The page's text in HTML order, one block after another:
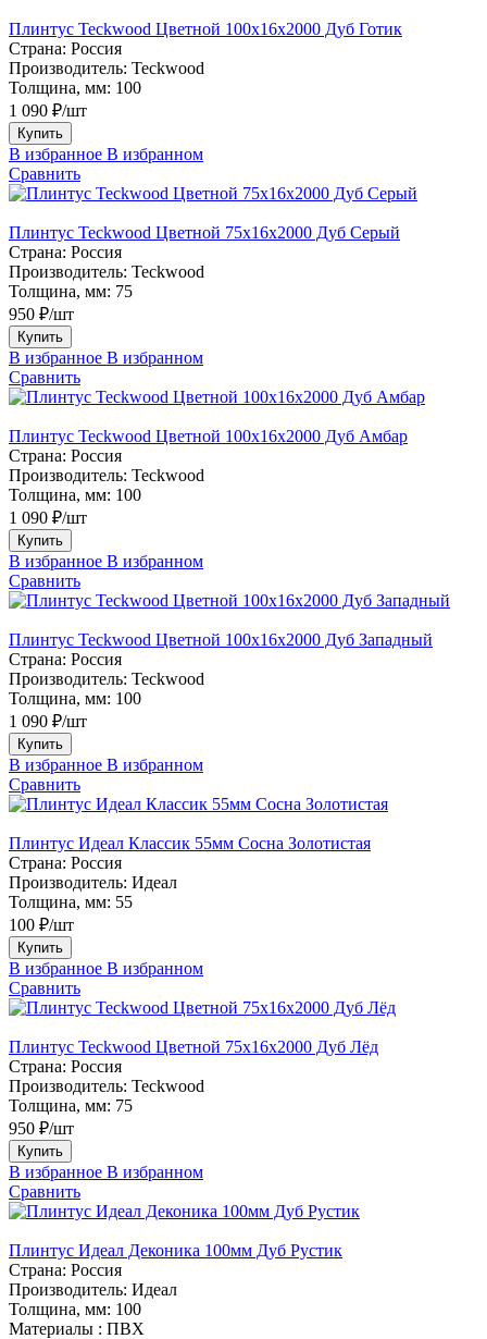
Плинтус Teckwood Цветной 100x16х2000 Дуб Готик
Страна: Россия
Производитель: Teckwood
Толщина, мм: 100
1 090 ₽/шт
Купить
В избранное В избранном
Сравнить
Плинтус Teckwood Цветной 75х16х2000 Дуб Серый
Страна: Россия
Производитель: Teckwood
Толщина, мм: 75
950 ₽/шт
Купить
В избранное В избранном
Сравнить
Плинтус Teckwood Цветной 100x16х2000 Дуб Амбар
Страна: Россия
Производитель: Teckwood
Толщина, мм: 100
1 090 ₽/шт
Купить
В избранное В избранном
Сравнить
Плинтус Teckwood Цветной 100x16х2000 Дуб Западный
Страна: Россия
Производитель: Teckwood
Толщина, мм: 100
1 090 ₽/шт
Купить
В избранное В избранном
Сравнить
Плинтус Идеал Классик 55мм Сосна Золотистая
Страна: Россия
Производитель: Идеал
Толщина, мм: 55
100 ₽/шт
Купить
В избранное В избранном
Сравнить
Плинтус Teckwood Цветной 75х16х2000 Дуб Лёд
Страна: Россия
Производитель: Teckwood
Толщина, мм: 75
950 ₽/шт
Купить
В избранное В избранном
Сравнить
Плинтус Идеал Деконика 100мм Дуб Рустик
Страна: Россия
Производитель: Идеал
Толщина, мм: 100
Материалы : ПВХ